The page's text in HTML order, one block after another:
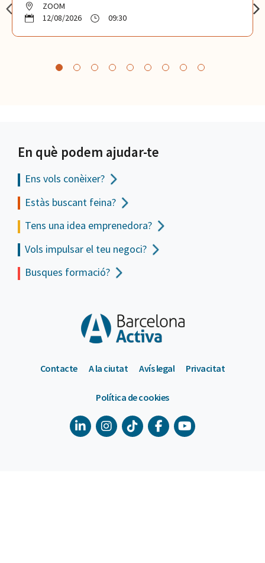
ZOOM
12/08/2026
09:30
En què podem ajudar-te
Ens vols conèixer?
Estàs buscant feina?
Tens una idea emprenedora?
Vols impulsar el teu negoci?
Busques formació?
Contacte A la ciutat Avís legal Privacitat
Política de cookies